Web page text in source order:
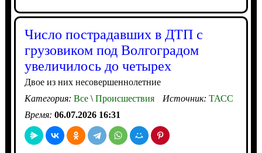
Число пострадавших в ДТП с
грузовиком под Волгоградом
увеличилось до четырех
Двое из них несовершеннолетние
Категория: Все\Происшествия Источник: ТАСС
Время: 06.07.2026 16:31